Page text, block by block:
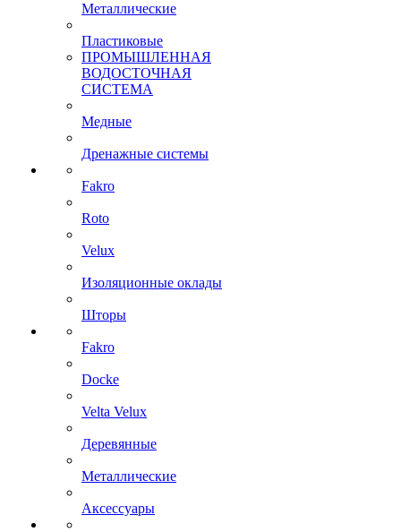
Металлические
Пластиковые
ПРОМЫШЛЕННАЯ
ВОДОСТОЧНАЯ
СИСТЕМА
Медные
Дренажные системы
Fakro
Roto
Velux
Изоляционные оклады
Шторы
Fakro
Docke
Velta Velux
Деревянные
Металлические
Аксессуары